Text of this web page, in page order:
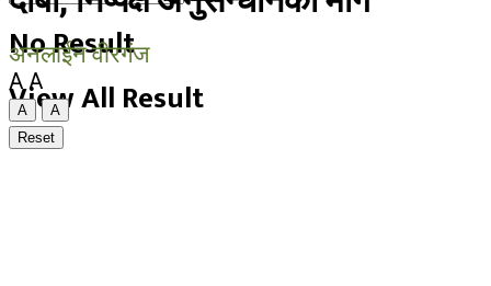
No Result
View All Result
अनलाईन वीरगंज
A A
A
A
Reset